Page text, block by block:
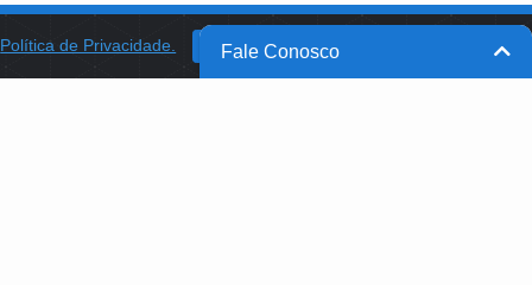
Política de Privacidade. OKFale Conosco
BANCO DO BRASIL